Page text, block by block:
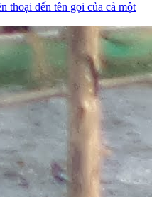
thoại đến tên gọi của cả một